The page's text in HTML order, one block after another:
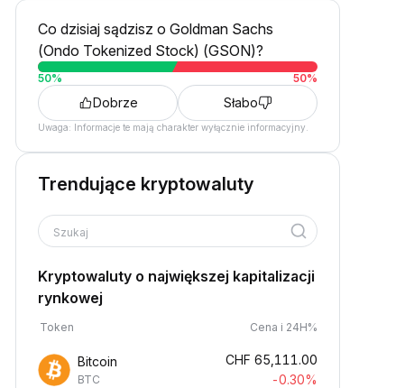
Co dzisiaj sądzisz o Goldman Sachs
(Ondo Tokenized Stock) (GSON)?
50% 50%
Dobrze Słabo
Uwaga: Informacje te mają charakter wyłącznie informacyjny.
Trendujące kryptowaluty
Szukaj
Kryptowaluty o największej kapitalizacji
rynkowej
Token Cena i 24H%
Bitcoin
BTC
CHF 65,111.00
-0.30%